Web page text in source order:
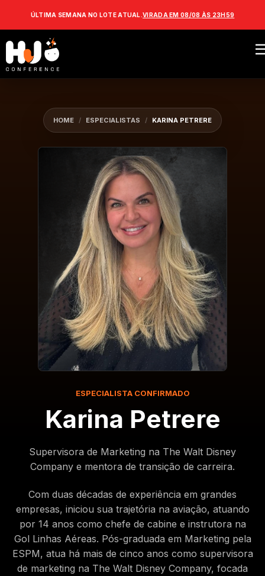
ÚLTIMA SEMANA NO LOTE ATUAL.VIRADA EM 08/08 ÀS 23H59
HOME / ESPECIALISTAS / KARINA PETRERE
ESPECIALISTA CONFIRMADO
Karina Petrere
Supervisora de Marketing na The Walt Disney
Company e mentora de transição de carreira.
Com duas décadas de experiência em grandes
empresas, iniciou sua trajetória na aviação, atuando
por 14 anos como chefe de cabine e instrutora na
Gol Linhas Aéreas. Pós-graduada em Marketing pela
ESPM, atua há mais de cinco anos como supervisora
de marketing na The Walt Disney Company, focada